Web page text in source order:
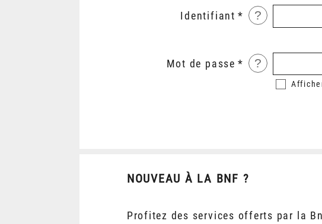
Identifiant ?
Mot de passe ?
NOUVEAU À LA BNF ?
Profitez des services offerts par la